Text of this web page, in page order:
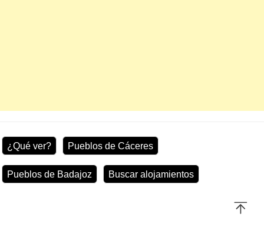
¿Qué ver? Pueblos de Cáceres
Pueblos de Badajoz Buscar alojamientos